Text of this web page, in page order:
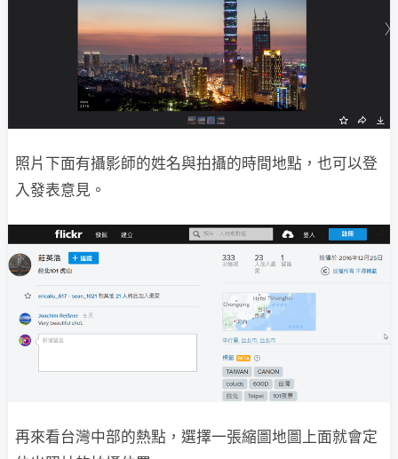
照片下面有攝影師的姓名與拍攝的時間地點，也可以登
入發表意見。
再來看台灣中部的熱點，選擇一張縮圖地圖上面就會定